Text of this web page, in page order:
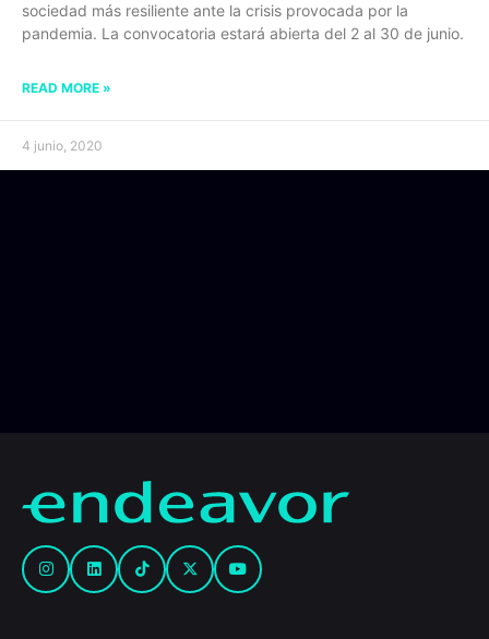
sociedad más resiliente ante la crisis provocada por la
pandemia. La convocatoria estará abierta del 2 al 30 de junio.
READ MORE »
4 junio, 2020